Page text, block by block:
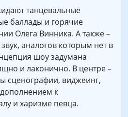
танцевальные
баллады и горячие
Олега Винника. А также –
аналогов которым нет в
шоу задумана
и лаконично. В центре –
сценографии, виджеинг,
к
и харизме певца.